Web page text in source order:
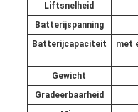
Liftsnelheid
Batterijspanning
Batterijcapaciteit
met
Gewicht
Gradeerbaarheid